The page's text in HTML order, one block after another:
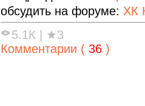
обсудить на форуме: ХК
5.1К
★3
Комментарии ( 36 )